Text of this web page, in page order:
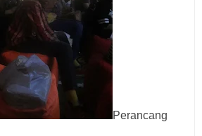
Perancang